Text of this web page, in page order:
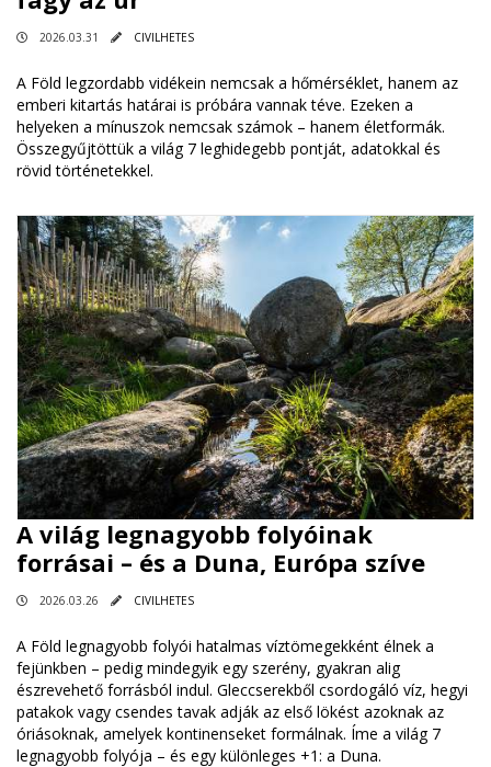
2026.03.31 CIVILHETES
A Föld legzordabb vidékein nemcsak a hőmérséklet, hanem az
emberi kitartás határai is próbára vannak téve. Ezeken a
helyeken a mínuszok nemcsak számok – hanem életformák.
Összegyűjtöttük a világ 7 leghidegebb pontját, adatokkal és
rövid történetekkel.
A világ legnagyobb folyóinak
forrásai – és a Duna, Európa szíve
2026.03.26 CIVILHETES
A Föld legnagyobb folyói hatalmas víztömegekként élnek a
fejünkben – pedig mindegyik egy szerény, gyakran alig
észrevehető forrásból indul. Gleccserekből csordogáló víz, hegyi
patakok vagy csendes tavak adják az első lökést azoknak az
óriásoknak, amelyek kontinenseket formálnak. Íme a világ 7
legnagyobb folyója – és egy különleges +1: a Duna.